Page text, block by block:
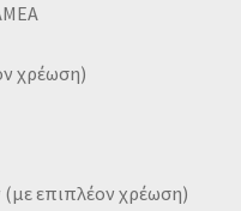
χρέωση)
επιπλέον χρέωση)